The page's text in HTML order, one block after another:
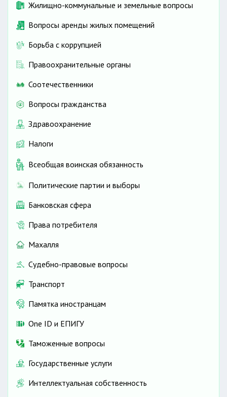
Жилищно-коммунальные и земельные вопросы
Вопросы аренды жилых помещений
Борьба с коррупцией
Правоохранительные органы
Соотечественники
Вопросы гражданства
Здравоохранение
Налоги
Всеобщая воинская обязанность
Политические партии и выборы
Банковская сфера
Права потребителя
Махалля
Судебно-правовые вопросы
Транспорт
Памятка иностранцам
One ID и ЕПИГУ
Таможенные вопросы
Государственные услуги
Интеллектуальная собственность